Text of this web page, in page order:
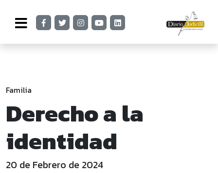
Familia
Derecho a la
identidad
20 de Febrero de 2024